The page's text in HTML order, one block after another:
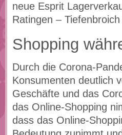
neue Esprit
Ratingen –
Shopping
Durch die Corona-
Konsumenten deutlich
Geschäfte und das
das Online-Shopping
dass das Online-